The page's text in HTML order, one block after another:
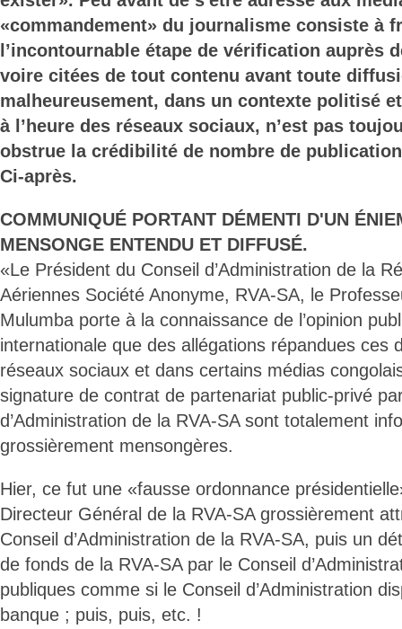
«commandement» du journalisme consiste à
l’incontournable étape de vérification auprès
voire citées de tout contenu avant toute
malheureusement, dans un contexte politisé
à l’heure des réseaux sociaux, n’est pas
obstrue la crédibilité de nombre de
Ci-après.
COMMUNIQUÉ PORTANT DÉMENTI D'UN
MENSONGE ENTENDU ET DIFFUSÉ.
«Le Président du Conseil d’Administration de la
Aériennes Société Anonyme, RVA-SA, le
Mulumba porte à la connaissance de l’opinion
internationale que des allégations répandues ces
réseaux sociaux et dans certains médias
signature de contrat de partenariat public-privé
d’Administration de la RVA-SA sont totalement
grossièrement mensongères.
Hier, ce fut une «fausse ordonnance
Directeur Général de la RVA-SA grossièrement
Conseil d’Administration de la RVA-SA, puis un
de fonds de la RVA-SA par le Conseil
publiques comme si le Conseil d’Administration
banque ; puis, puis, etc. !